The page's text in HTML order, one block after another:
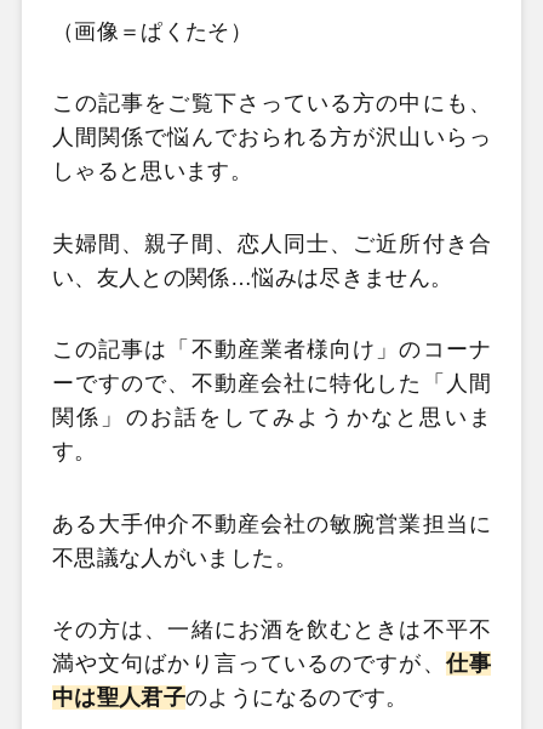
（画像＝ぱくたそ）
この記事をご覧下さっている方の中にも、
人間関係で悩んでおられる方が沢山いらっ
しゃると思います。
夫婦間、親子間、恋人同士、ご近所付き合
い、友人との関係…悩みは尽きません。
この記事は「不動産業者様向け」のコーナ
ーですので、不動産会社に特化した「人間
関係」のお話をしてみようかなと思いま
す。
ある大手仲介不動産会社の敏腕営業担当に
不思議な人がいました。
その方は、一緒にお酒を飲むときは不平不
満や文句ばかり言っているのですが、仕事
中は聖人君子のようになるのです。